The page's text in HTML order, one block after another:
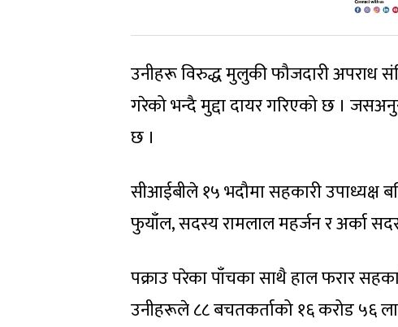
उनीहरू विरुद्ध मुलुकी फौजदारी अपराध
गरेको भन्दै मुद्दा दायर गरिएको छ ।
छ ।
सीआईबीले १५ भदौमा सहकारी उपाध्यक्ष
फुयाँल, सदस्य रामलाल महर्जन र अर्का
पक्राउ परेका पाँचका साथै हाल फरार
उनीहरूले ८८ बचतकर्ताको १६ करोड ५६